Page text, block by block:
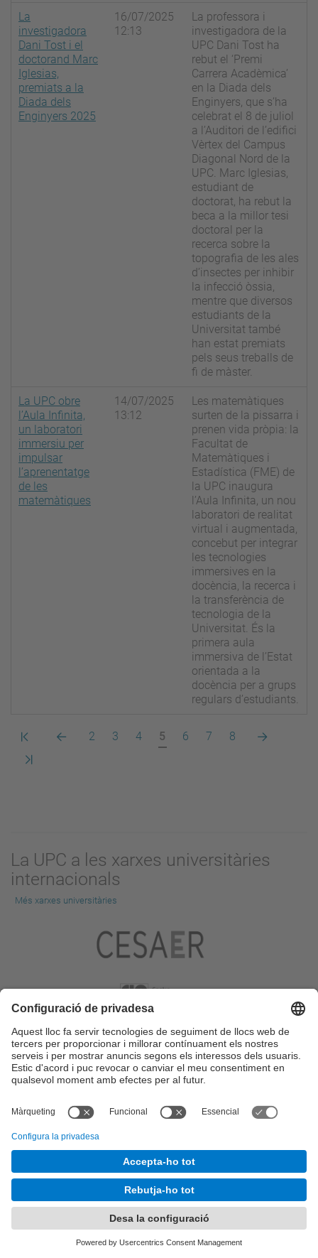
La
investigadora
Dani Tost i el
doctorand Marc
Iglesias,
premiats a la
Diada dels
Enginyers 2025
16/07/2025
12:13
La professora i
investigadora de la
UPC Dani Tost ha
rebut el ‘Premi
Carrera Acadèmica’
en la Diada dels
Enginyers, que s’ha
celebrat el 8 de juliol
a l’Auditori de l’edifici
Vèrtex del Campus
Diagonal Nord de la
UPC. Marc Iglesias,
estudiant de
doctorat, ha rebut la
beca a la millor tesi
doctoral per la
recerca sobre la
topografia de les ales
d’insectes per inhibir
la infecció òssia,
mentre que diversos
estudiants de la
Universitat també
han estat premiats
pels seus treballs de
fi de màster.
La UPC obre
l’Aula Infinita,
un laboratori
immersiu per
impulsar
l’aprenentatge
de les
matemàtiques
14/07/2025
13:12
Les matemàtiques
surten de la pissarra i
prenen vida pròpia: la
Facultat de
Matemàtiques i
Estadística (FME) de
la UPC inaugura
l’Aula Infinita, un nou
laboratori de realitat
virtual i augmentada,
concebut per integrar
les tecnologies
immersives en la
docència, la recerca i
la transferència de
tecnologia de la
Universitat. És la
primera aula
immersiva de l’Estat
orientada a la
docència per a grups
regulars d’estudiants.
Primera
Pàgina
Pàgina
2 Pàgina
3 Pàgina
4
Pàgina
actual
5 Pàgina
6 Pàgina
7 Pàgina
8
Pàgina
Darrera
La UPC a les xarxes universitàries
internacionals
Més xarxes universitàries